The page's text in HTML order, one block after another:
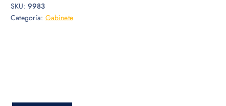
SKU: 9983
Categoría: Gabinete